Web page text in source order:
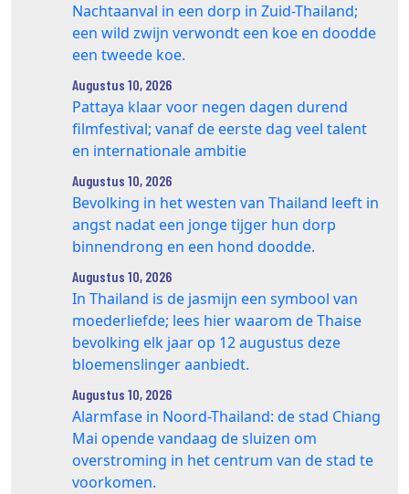
Nachtaanval in een dorp in Zuid-Thailand;
een wild zwijn verwondt een koe en doodde
een tweede koe.
Augustus 10, 2026
Pattaya klaar voor negen dagen durend
filmfestival; vanaf de eerste dag veel talent
en internationale ambitie
Augustus 10, 2026
Bevolking in het westen van Thailand leeft in
angst nadat een jonge tijger hun dorp
binnendrong en een hond doodde.
Augustus 10, 2026
In Thailand is de jasmijn een symbool van
moederliefde; lees hier waarom de Thaise
bevolking elk jaar op 12 augustus deze
bloemenslinger aanbiedt.
Augustus 10, 2026
Alarmfase in Noord-Thailand: de stad Chiang
Mai opende vandaag de sluizen om
overstroming in het centrum van de stad te
voorkomen.